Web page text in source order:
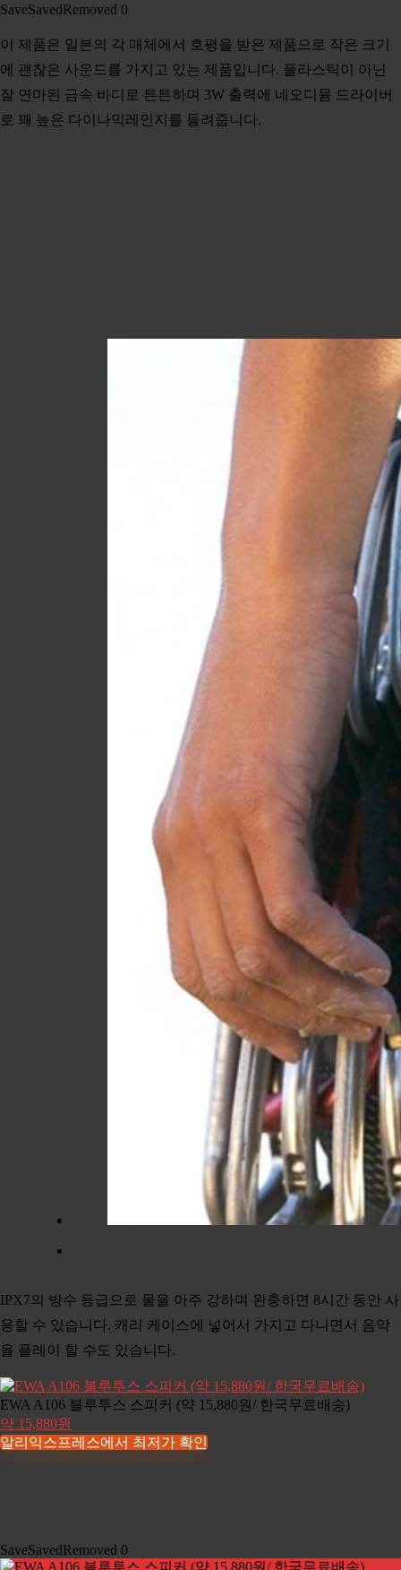
SaveSavedRemoved 0
이 제품은 일본의 각 매체에서 호평을 받은 제품으로 작은 크기
에 괜찮은 사운드를 가지고 있는 제품입니다. 플라스틱이 아닌
잘 연마된 금속 바디로 튼튼하며 3W 출력에 네오디뮴 드라이버
로 꽤 높은 다이나믹레인지를 들려줍니다.
IPX7의 방수 등급으로 물을 아주 강하며 완충하면 8시간 동안 사
용할 수 있습니다. 캐리 케이스에 넣어서 가지고 다니면서 음악
을 플레이 할 수도 있습니다.
EWA A106 블루투스 스피커 (약 15,880원/ 한국무료배송)
약 15,880원
알리익스프레스에서 최저가 확인
SaveSavedRemoved 0